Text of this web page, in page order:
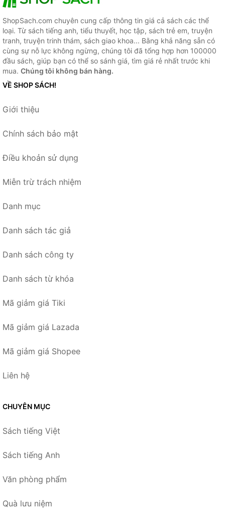
ShopSach.com chuyên cung cấp thông tin giá cả sách các thể
loại. Từ sách tiếng anh, tiểu thuyết, học tập, sách trẻ em, truyện
tranh, truyện trinh thám, sách giao khoa... Bằng khả năng sẵn có
cùng sự nỗ lực không ngừng, chúng tôi đã tổng hợp hơn 100000
đầu sách, giúp bạn có thể so sánh giá, tìm giá rẻ nhất trước khi
mua. Chúng tôi không bán hàng.
VỀ SHOP SÁCH!
Giới thiệu
Chính sách bảo mật
Điều khoản sử dụng
Miễn trừ trách nhiệm
Danh mục
Danh sách tác giả
Danh sách công ty
Danh sách từ khóa
Mã giảm giá Tiki
Mã giảm giá Lazada
Mã giảm giá Shopee
Liên hệ
CHUYÊN MỤC
Sách tiếng Việt
Sách tiếng Anh
Văn phòng phẩm
Quà lưu niệm